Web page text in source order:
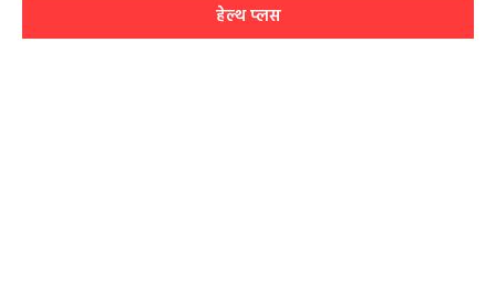
हेमंत वैष्णव 9131614309